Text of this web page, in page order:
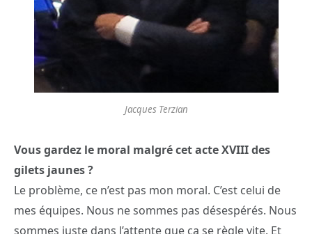
Jacques Terzian
Vous gardez le moral malgré cet acte XVIII des
gilets jaunes ?
Le problème, ce n’est pas mon moral. C’est celui de
mes équipes. Nous ne sommes pas désespérés. Nous
sommes juste dans l’attente que ça se règle vite. Et